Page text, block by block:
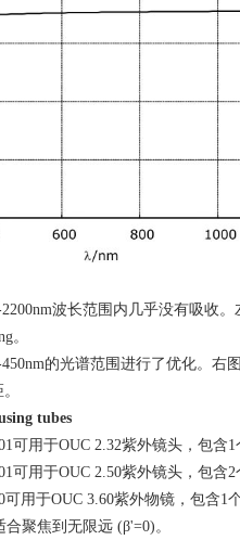
波长范围内几乎没有吸收
。
的光谱范围进行了优化。右
tubes
可用于OUC 2.32紫外镜头，包含1
可用于OUC 2.50紫外镜头，包含2
可用于OUC 3.60紫外物镜，包含1
合聚焦到无限远 (β'=0) 。